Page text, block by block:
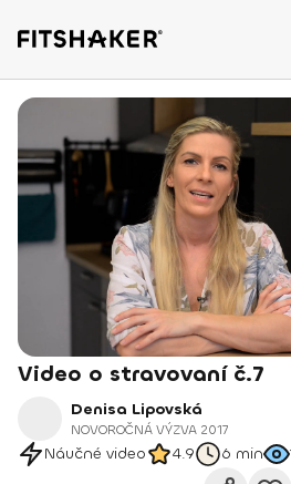
Video o stravovaní č.7
Denisa Lipovská
NOVOROČNÁ VÝZVA 2017
Náučné video 4.9 6 min